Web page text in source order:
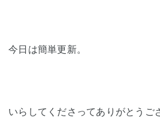
今日は簡単更新。
いらしてくださってありがとうご